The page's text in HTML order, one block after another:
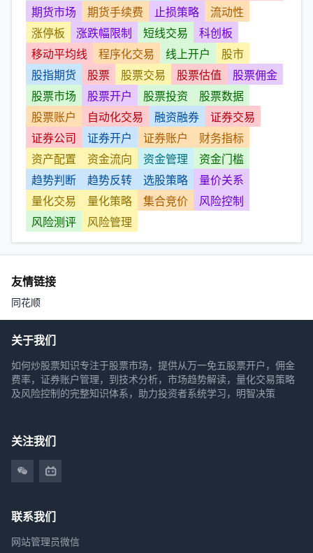
期货市场
期货手续费 止损策略
流动性
涨停板
涨跌幅限制 短线交易
科创板
移动平均线
程序化交易 线上开户
股市
股指期货
股票 股票交易 股票估值
股票佣金
股票市场
股票开户 股票投资
股票数据
股票账户
自动化交易 融资融券
证券交易
证券公司
证券开户 证券账户
财务指标
资产配置
资金流向 资金管理
资金门槛
趋势判断
趋势反转 选股策略
量价关系
量化交易
量化策略 集合竞价
风险控制
风险测评
风险管理
友情链接
同花顺
关于我们
如何炒股票知识专注于股票市场，提供从万一免五股票开户，佣金
费率，证券账户管理，到技术分析，市场趋势解读，量化交易策略
及风险控制的完整知识体系，助力投资者系统学习，明智决策
关注我们
联系我们
网站管理员微信